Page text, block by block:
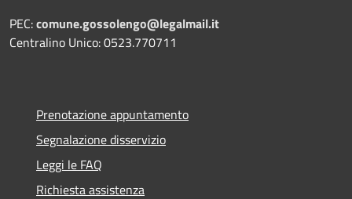
PEC:comune.gossolengo@legalmail.it
Centralino Unico: 0523.770711
Prenotazione appuntamento
Segnalazione disservizio
Leggi le FAQ
Richiesta assistenza